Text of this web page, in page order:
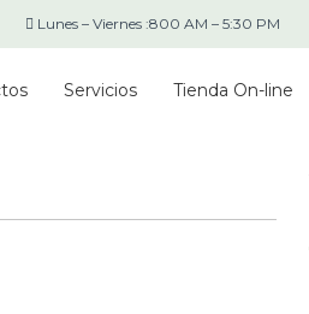
Lunes – Viernes :800 AM – 5:30 PM
Servicios Tienda On-line